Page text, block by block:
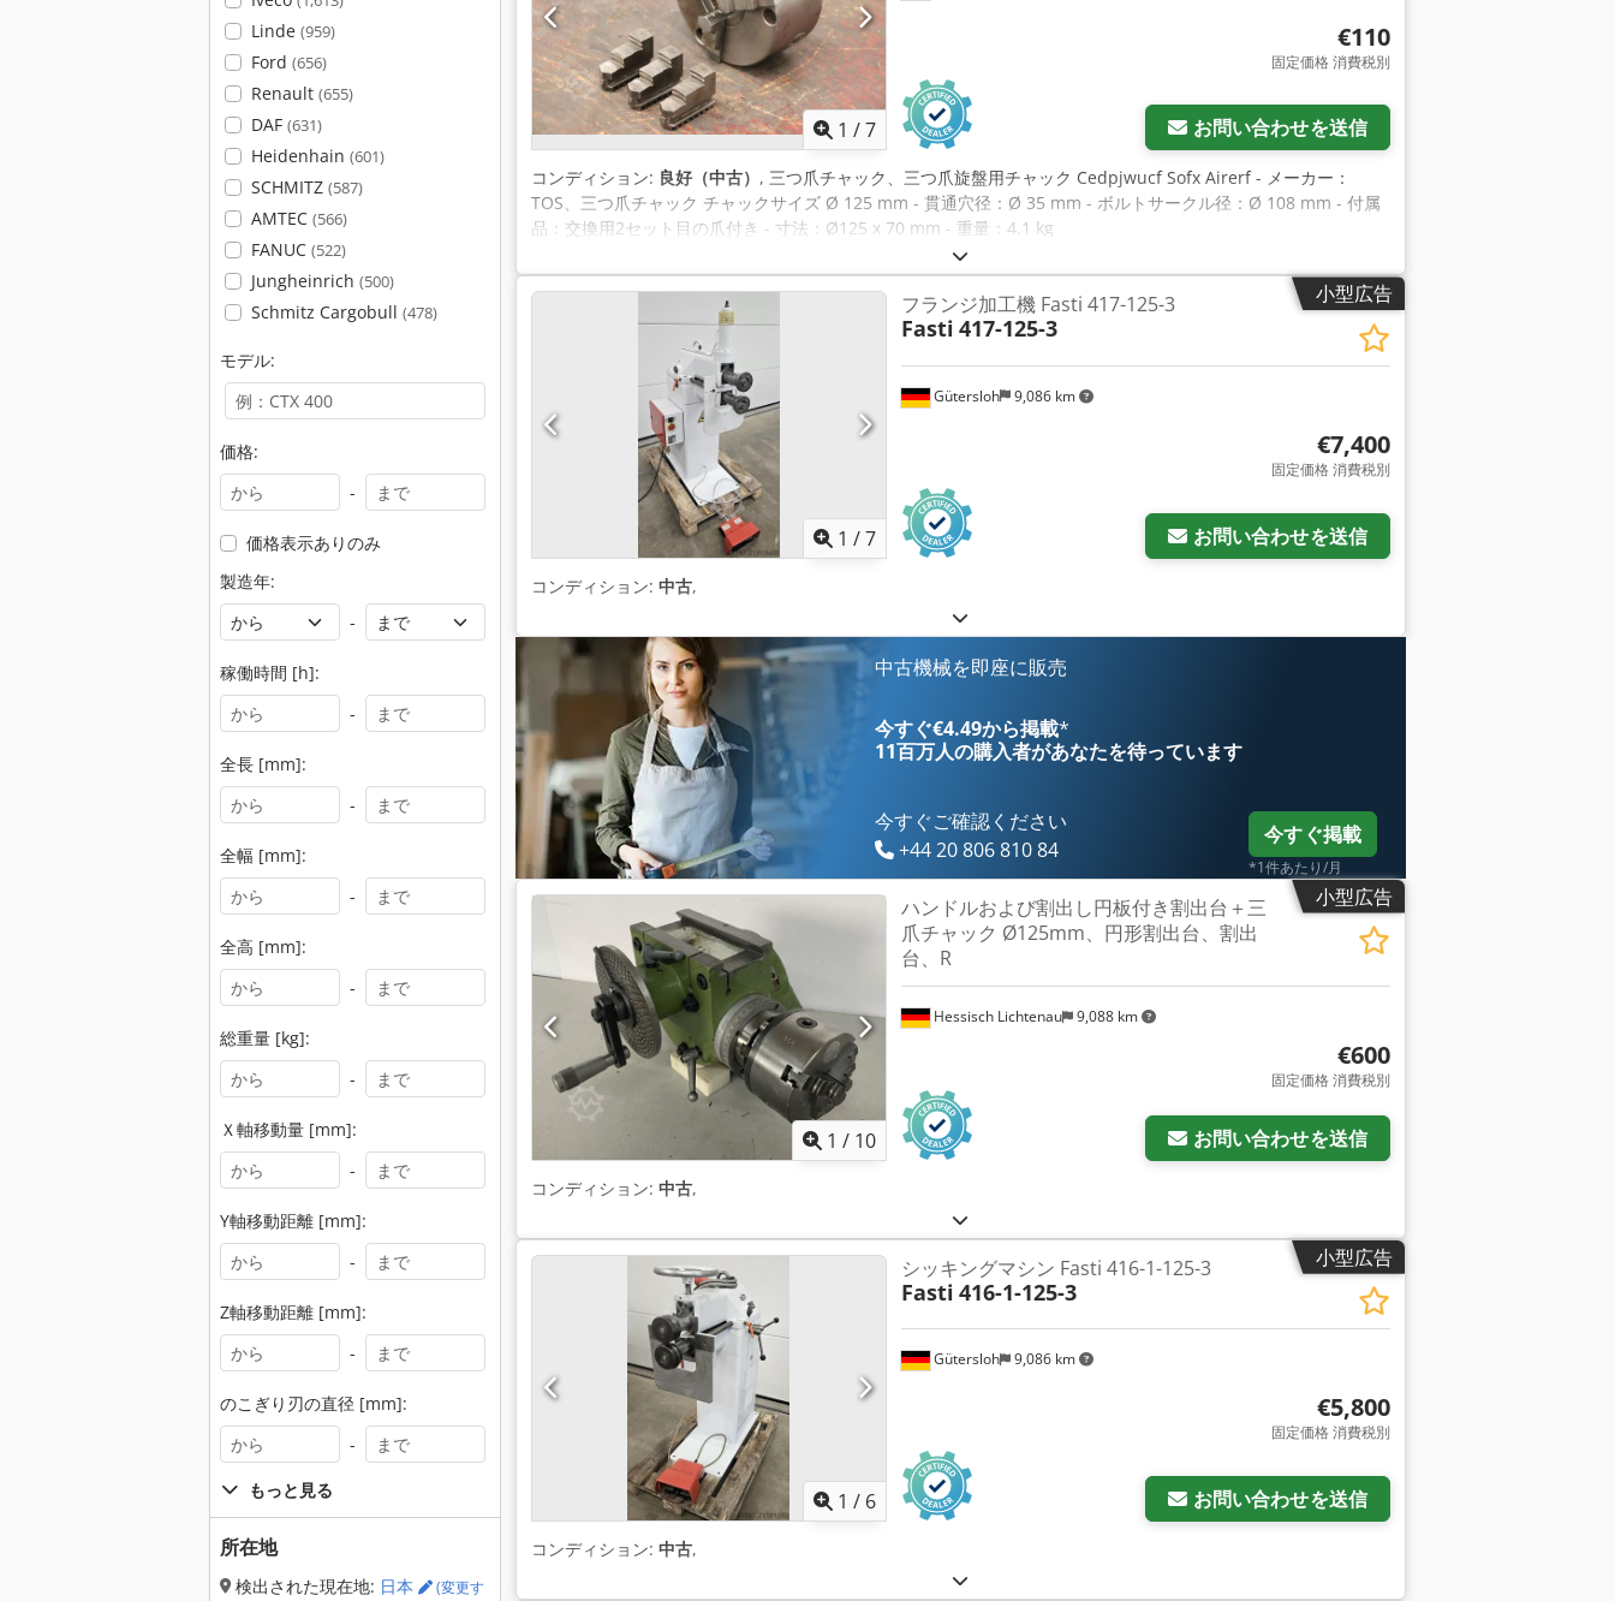
Linde (959)
Ford (656)
Renault (655)
DAF (631)
Heidenhain (601)
SCHMITZ (587)
AMTEC (566)
FANUC (522)
Jungheinrich (500)
Schmitz Cargobull (478)
モデル:
価格:
-
価格表示ありのみ
製造年:
-
稼働時間 [h]:
-
全長 [mm]:
-
全幅 [mm]:
-
全高 [mm]:
-
総重量 [kg]:
-
Ｘ軸移動量 [mm]:
-
Y軸移動距離 [mm]:
-
Z軸移動距離 [mm]:
-
のこぎり刃の直径 [mm]:
-
もっと見る
所在地
検出された現在地: 日本
(変更す
1 /7
€110
固定価格 消費税別
お問い合わせを送信
コンディション: 良好（中古） , 三つ爪チャック、三つ爪旋盤用チャック Cedpjwucf Sofx Airerf - メーカー：
TOS、三つ爪チャック チャックサイズ Ø 125 mm - 貫通穴径：Ø 35 mm - ボルトサークル径：Ø 108 mm - 付属
品：交換用2セット目の爪付き - 寸法：Ø125 x 70 mm - 重量：4.1 kg
小型広告
1 /7
Gütersloh 9,086 km
フランジ加工機 Fasti 417-125-3
Fasti 417-125-3
€7,400
固定価格 消費税別
お問い合わせを送信
コンディション: 中古,
中古機械を即座に販売
今すぐ€4.49から掲載*
11百万人の購入者があなたを待っています
今すぐご確認ください
+44 20 806 810 84
今すぐ掲載
*1件あたり/月
小型広告
1 / 10
Hessisch Lichtenau 9,088 km
ハンドルおよび割出し円板付き割出台＋三
爪チャック Ø125mm、円形割出台、割出
台、R
€600
固定価格 消費税別
お問い合わせを送信
コンディション: 中古,
小型広告
1 / 6
Gütersloh 9,086 km
シッキングマシン Fasti 416-1-125-3
Fasti 416-1-125-3
€5,800
固定価格 消費税別
お問い合わせを送信
コンディション: 中古,